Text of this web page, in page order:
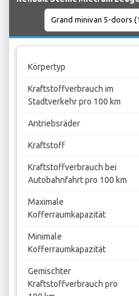
Körpertyp
Kraftstoffverbrauch im
Stadtverkehr pro 100 km
Antriebsräder
Kraftstoff
Kraftstoffverbrauch bei
Autobahnfahrt pro 100 km
Maximale
Kofferraumkapazität
Minimale
Kofferraumkapazität
Gemischter
Kraftstoffverbrauch pro